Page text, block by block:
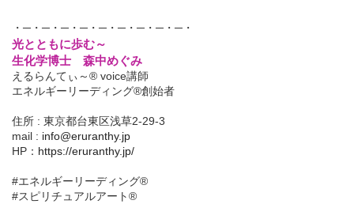
・─・─・─・─・─・─・─・─・─・
光とともに歩む～
生化学博士 森中めぐみ
えるらんてぃ～® voice講師
エネルギーリーディング®創始者
住所 : 東京都台東区浅草2-29-3
mail : info@eruranthy.jp
HP： https://eruranthy.jp/
#エネルギーリーディング®︎
#スピリチュアルアート®︎